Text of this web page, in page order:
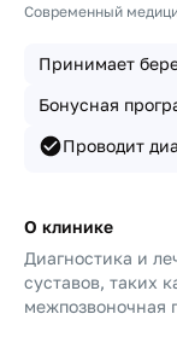
Современный
Принимает
Бонусная
Проводит
О клинике
Диагностика и
суставов, таких
межпозвоночная